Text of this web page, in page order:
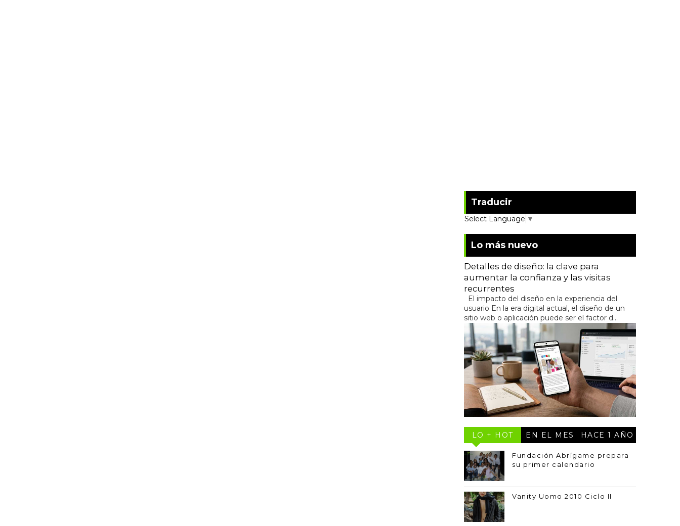
Traducir
Select Language ▼
Lo más nuevo
Detalles de diseño: la clave para
aumentar la confianza y las visitas
recurrentes
El impacto del diseño en la experiencia del
usuario En la era digital actual, el diseño de un
sitio web o aplicación puede ser el factor d...
LO + HOT EN EL MES HACE 1 AÑO
Fundación Abrígame prepara
su primer calendario
Vanity Uomo 2010 Ciclo II